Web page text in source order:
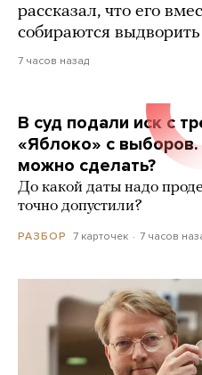
рассказал, что его
собираются
7 часов назад
В суд подали иск с
«Яблоко» с
можно сделать?
До какой даты надо
точно допустили?
РАЗБОР 7 карточек 7 часов